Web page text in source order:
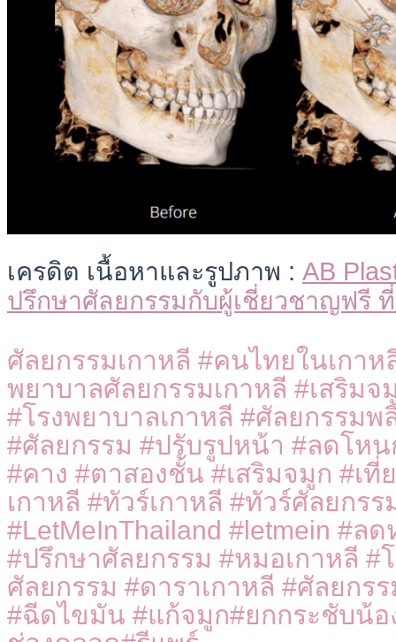
เครดิต เนื้อหาและรูปภาพ : AB
ปรึกษาศัลยกรรมกับผู้เชี่ยวชาญฟรี
ศัลยกรรมเกาหลี #คนไทยในเกา
พยาบาลศัลยกรรมเกาหลี #เสริม
#โรงพยาบาลเกาหลี #ศัลยกรรม
#ศัลยกรรม #ปรับรูปหน้า #ลดโห
#คาง #ตาสองชั้น #เสริมจมูก #เที่
เกาหลี #ทัวร์เกาหลี #ทัวร์ศัลยกรร
#LetMeInThailand #letmein #ล
#ปรึกษาศัลยกรรม #หมอเกาหลี #
ศัลยกรรม #ดาราเกาหลี #ศัลยกร
#ฉีดไขมัน #แก้จมูก#ยกกระชับน้อ